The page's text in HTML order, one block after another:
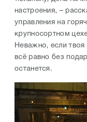
настроения, –
управления на
крупносортном
Неважно, если твоя
всё равно без
останется.